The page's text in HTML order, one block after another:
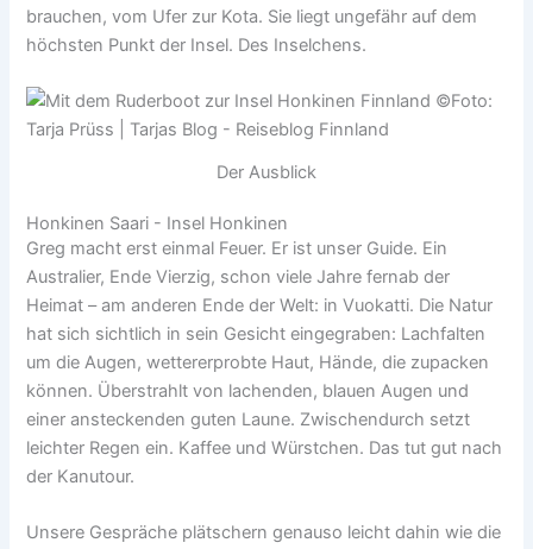
brauchen, vom Ufer zur Kota. Sie liegt ungefähr auf dem
höchsten Punkt der Insel. Des Inselchens.
Der Ausblick
Honkinen Saari - Insel Honkinen
Greg macht erst einmal Feuer. Er ist unser Guide. Ein
Australier, Ende Vierzig, schon viele Jahre fernab der
Heimat – am anderen Ende der Welt: in Vuokatti. Die Natur
hat sich sichtlich in sein Gesicht eingegraben: Lachfalten
um die Augen, wettererprobte Haut, Hände, die zupacken
können. Überstrahlt von lachenden, blauen Augen und
einer ansteckenden guten Laune. Zwischendurch setzt
leichter Regen ein. Kaffee und Würstchen. Das tut gut nach
der Kanutour.
Unsere Gespräche plätschern genauso leicht dahin wie die